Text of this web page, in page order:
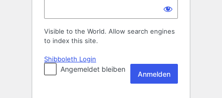
Visible to the World. Allow search engines
to index this site.
Shibboleth Login
Angemeldet bleiben